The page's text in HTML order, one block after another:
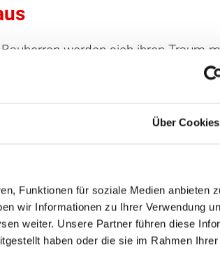
Über Cookies
Funktionen für soziale Medien anbieten
wir Informationen zu Ihrer Verwendung
weiter. Unsere Partner führen diese
haben oder die sie im Rahmen
werden sich ihren Traum
Zukunft der Bauherren ist die
nicht, wenn sie bei der
abzubauen. Dazu ist eine
Mit einer Fixpreisgarantie kann
und regelmäßige Zahlung
der Bauarbeiten Pleite
schützen, so müssen
kann Einblick in die